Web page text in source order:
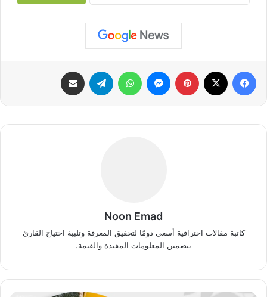
فيسبوك بينتيريست ماسنجر واتساب تيلقرام
Noon Emad
كاتبة مقالات احترافية أسعى دومًا لتحقيق المعرفة وتلبية احتياج القارئ
بتضمين المعلومات المفيدة والقيمة.